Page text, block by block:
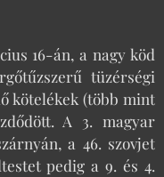
16-án, a nagy köd
tüzérségi
kötelékek (több mint
A 3. magyar
a 46. szovjet
pedig a 9. és 4.